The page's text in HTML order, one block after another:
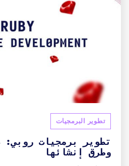
تطوير البرمجيات
تطوير برمجيات روبي:
وطرق إنشائها